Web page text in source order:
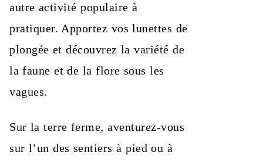
autre activité populaire à
pratiquer. Apportez vos lunettes de
plongée et découvrez la variété de
la faune et de la flore sous les
vagues.
Sur la terre ferme, aventurez-vous
sur l’un des sentiers à pied ou à